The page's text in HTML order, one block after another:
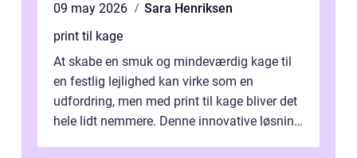
09 may 2026
Sara Henriksen
print til kage
At skabe en smuk og mindeværdig kage til
en festlig lejlighed kan virke som en
udfordring, men med print til kage bliver det
hele lidt nemmere. Denne innovative løsning